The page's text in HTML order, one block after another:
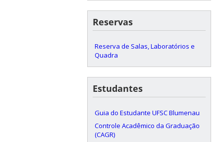
Reservas
Reserva de Salas, Laboratórios e
Quadra
Estudantes
Guia do Estudante UFSC Blumenau
Controle Acadêmico da Graduação
(CAGR)